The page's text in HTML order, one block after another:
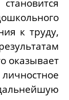
к труду,
оказывает